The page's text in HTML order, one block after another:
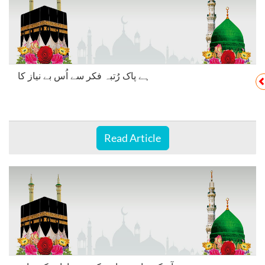
ہے پاک رُتبہ فکر سے اُس بے نیاز کا
Read Article